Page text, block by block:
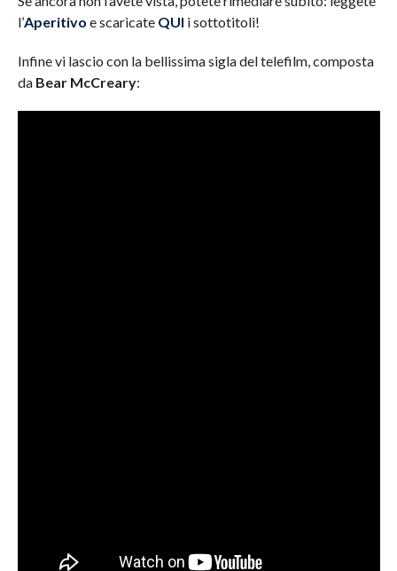
l’Aperitivo e scaricate QUI i sottotitoli!
Infine vi lascio con la bellissima sigla del telefilm, composta
da Bear McCreary: